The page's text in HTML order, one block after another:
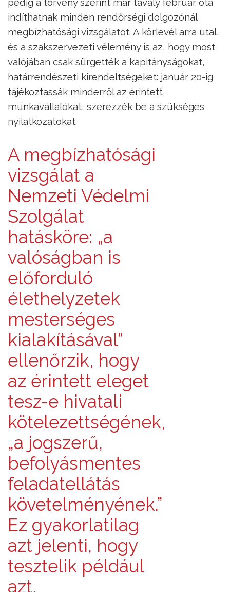
indíthatnak minden rendőrségi dolgozónál
megbízhatósági vizsgálatot. A körlevél arra utal,
és a szakszervezeti vélemény is az, hogy most
valójában csak sürgették a kapitányságokat,
határrendészeti kirendeltségeket: január 20-ig
tájékoztassák minderről az érintett
munkavállalókat, szerezzék be a szükséges
nyilatkozatokat.
A megbízhatósági
vizsgálat a
Nemzeti Védelmi
Szolgálat
hatásköre: „a
valóságban is
előforduló
élethelyzetek
mesterséges
kialakításával”
ellenőrzik, hogy
az érintett eleget
tesz-e hivatali
kötelezettségének,
„a jogszerű,
befolyásmentes
feladatellátás
követelményének.”
Ez gyakorlatilag
azt jelenti, hogy
tesztelik például
azt,